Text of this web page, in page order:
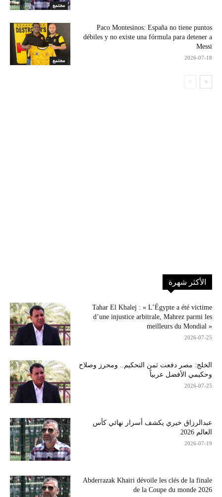
مجتمع
مجتمع
Paco Montesinos: España no tiene puntos
débiles y no existe una fórmula para detener a
Messi
2026-07-18
الأكثر شهرة
Tahar El Khalej : « L’Égypte a été victime
d’une injustice arbitrale, Mahrez parmi les
meilleurs du Mondial »
2026-07-25
الخلج: مصر دفعت ثمن التحكيم.. ومحرز وصلاح
وحكيمي الأفضل عربياً
2026-07-25
عبدالرزاق خيري يكشف أسرار نهائي كأس
العالم 2026
2026-07-19
Abderrazak Khairi dévoile les clés de la finale
de la Coupe du monde 2026